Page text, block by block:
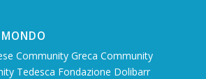
Community Greca Community
Tedesca Fondazione Dolibarr